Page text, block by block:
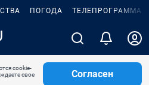
ПОГОДА ТЕЛЕПРОГРАММА
cookie-
свое
Согласен